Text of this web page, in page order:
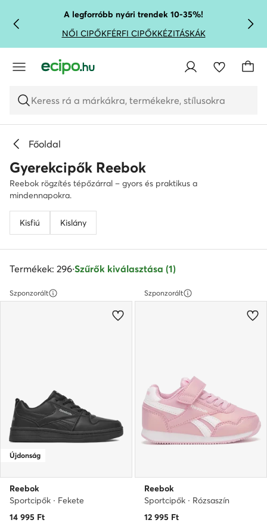
UGRÁS A FŐ TARTALOMRA
UGRÁS A KERESÉSHEZA legforróbb nyári trendek 10-35%!
NŐI CIPŐKFÉRFI CIPŐKKÉZITÁSKÁK
Keress rá a márkákra, termékekre, stílusokra
Főoldal
Gyerekcipők Reebok
Reebok rögzítés tépőzárral – gyors és praktikus a
mindennapokra.
Kisfiú Kislány
Termékek: 296·Szűrők kiválasztása (1)
Szponzorált
Újdonság
Reebok
Sportcipők · Fekete
14 995 Ft
Szponzorált
Reebok
Sportcipők · Rózsaszín
12 995 Ft